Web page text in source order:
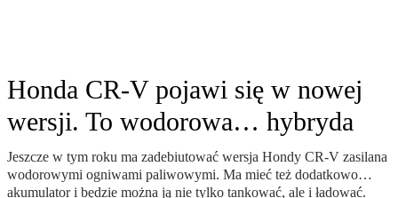
Honda CR-V pojawi się w nowej
wersji. To wodorowa… hybryda
Jeszcze w tym roku ma zadebiutować wersja Hondy CR-V zasilana
wodorowymi ogniwami paliwowymi. Ma mieć też dodatkowo…
akumulator i będzie można ją nie tylko tankować, ale i ładować.